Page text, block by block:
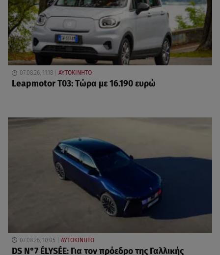
07.08.26, 11:18 ΑΥΤΟΚΙΝΗΤΟ
Leapmotor T03: Τώρα με 16.190 ευρώ
07.08.26, 10:05 ΑΥΤΟΚΙΝΗΤΟ
DS N°7 ÉLYSÉE: Για τον πρόεδρο της Γαλλικής